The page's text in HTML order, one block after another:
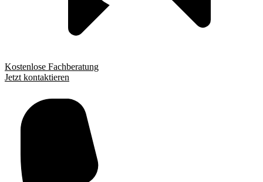
Kostenlose Fachberatung
Jetzt kontaktieren